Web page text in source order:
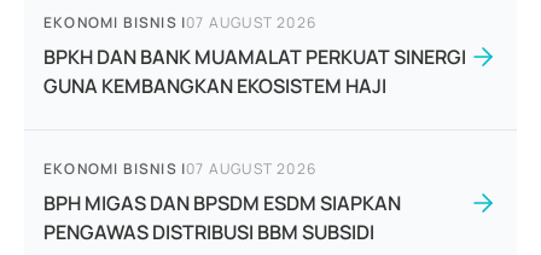
EKONOMI BISNIS |07 AUGUST 2026
BPKH DAN BANK MUAMALAT PERKUAT SINERGI
GUNA KEMBANGKAN EKOSISTEM HAJI
EKONOMI BISNIS |07 AUGUST 2026
BPH MIGAS DAN BPSDM ESDM SIAPKAN
PENGAWAS DISTRIBUSI BBM SUBSIDI